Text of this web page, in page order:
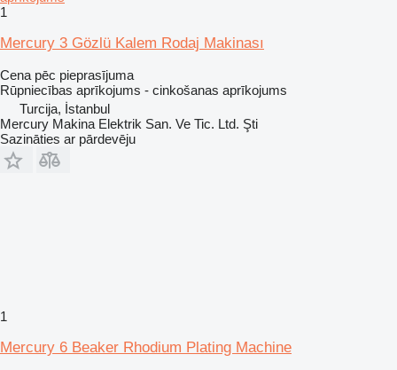
1
Mercury 3 Gözlü Kalem Rodaj Makinası
Cena pēc pieprasījuma
Rūpniecības aprīkojums - cinkošanas aprīkojums
Turcija, İstanbul
Mercury Makina Elektrik San. Ve Tic. Ltd. Şti
Sazināties ar pārdevēju
1
Mercury 6 Beaker Rhodium Plating Machine